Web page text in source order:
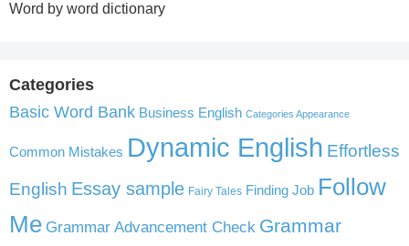
Word by word dictionary
Categories
Basic Word Bank Business English Categories Appearance
Common Mistakes Dynamic English Effortless
English Essay sample Fairy Tales Finding Job Follow
Me Grammar Advancement Check Grammar